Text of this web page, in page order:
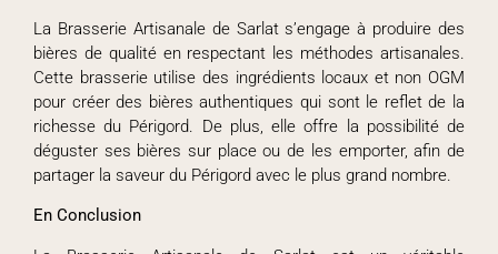
La Brasserie Artisanale de Sarlat s’engage à produire des
bières de qualité en respectant les méthodes artisanales.
Cette brasserie utilise des ingrédients locaux et non OGM
pour créer des bières authentiques qui sont le reflet de la
richesse du Périgord. De plus, elle offre la possibilité de
déguster ses bières sur place ou de les emporter, afin de
partager la saveur du Périgord avec le plus grand nombre.
En Conclusion